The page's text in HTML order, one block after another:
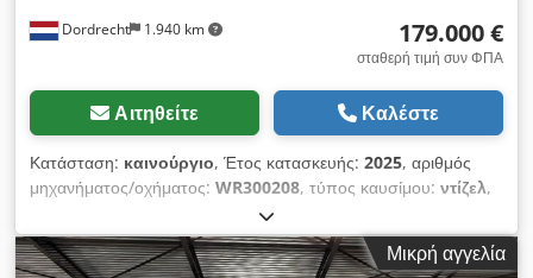
Dordrecht 1.940 km 179.000 €
σταθερή τιμή συν ΦΠΑ
Αιτηθείτε Καλέστε
Κατάσταση: καινούργιο, Έτος κατασκευής: 2025, αριθμός
μηχανήματος/οχήματος: WR300208, τύπος καυσίμου: ντίζελ,
1.000 kW (1.359,62 ίππους)
κινητήρων:Caterpillar C32, Χρήση: Κατασκευαστικός τομέας
Ιδιοβαρές: 6.985 kg Ισχύς γεννήτριας: 1.250 kVA Dodpfxjxq
Μικρή αγγελία